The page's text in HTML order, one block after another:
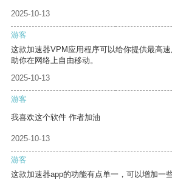
2025-10-13
游客
这款加速器VPM应用程序可以给你提供最高
助你在网络上自由移动。
2025-10-13
游客
我喜欢这个软件 作者加油
2025-10-13
游客
这款加速器app的功能有点单一，可以增加一